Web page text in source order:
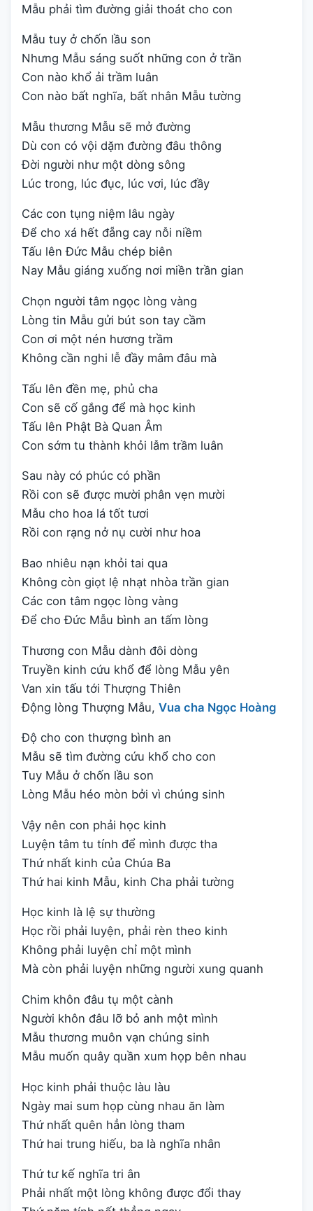
Mẫu phải tìm đường giải thoát cho con
Mẫu tuy ở chốn lầu son
Nhưng Mẫu sáng suốt những con ở trần
Con nào khổ ải trầm luân
Con nào bất nghĩa, bất nhân Mẫu tường
Mẫu thương Mẫu sẽ mở đường
Dù con có vội dặm đường đâu thông
Đời người như một dòng sông
Lúc trong, lúc đục, lúc vơi, lúc đầy
Các con tụng niệm lâu ngày
Để cho xá hết đẵng cay nỗi niềm
Tấu lên Đức Mẫu chép biên
Nay Mẫu giáng xuống nơi miền trần gian
Chọn người tâm ngọc lòng vàng
Lòng tin Mẫu gửi bút son tay cầm
Con ơi một nén hương trầm
Không cần nghi lễ đầy mâm đâu mà
Tấu lên đền mẹ, phủ cha
Con sẽ cố gắng để mà học kinh
Tấu lên Phật Bà Quan Âm
Con sớm tu thành khỏi lẫm trầm luân
Sau này có phúc có phần
Rồi con sẽ được mười phân vẹn mười
Mẫu cho hoa lá tốt tươi
Rồi con rạng nở nụ cười như hoa
Bao nhiêu nạn khỏi tai qua
Không còn giọt lệ nhạt nhòa trần gian
Các con tâm ngọc lòng vàng
Để cho Đức Mẫu bình an tấm lòng
Thương con Mẫu dành đôi dòng
Truyền kinh cứu khổ để lòng Mẫu yên
Van xin tấu tới Thượng Thiên
Động lòng Thượng Mẫu, Vua cha Ngọc Hoàng
Độ cho con thượng bình an
Mẫu sẽ tìm đường cứu khổ cho con
Tuy Mẫu ở chốn lầu son
Lòng Mẫu héo mòn bởi vì chúng sinh
Vậy nên con phải học kinh
Luyện tâm tu tính để mình được tha
Thứ nhất kinh của Chúa Ba
Thứ hai kinh Mẫu, kinh Cha phải tường
Học kinh là lệ sự thường
Học rồi phải luyện, phải rèn theo kinh
Không phải luyện chỉ một mình
Mà còn phải luyện những người xung quanh
Chim khôn đâu tụ một cành
Người khôn đâu lỡ bỏ anh một mình
Mẫu thương muôn vạn chúng sinh
Mẫu muốn quây quần xum họp bên nhau
Học kinh phải thuộc làu làu
Ngày mai sum họp cùng nhau ăn làm
Thứ nhất quên hẳn lòng tham
Thứ hai trung hiếu, ba là nghĩa nhân
Thứ tư kế nghĩa tri ân
Phải nhất một lòng không được đổi thay